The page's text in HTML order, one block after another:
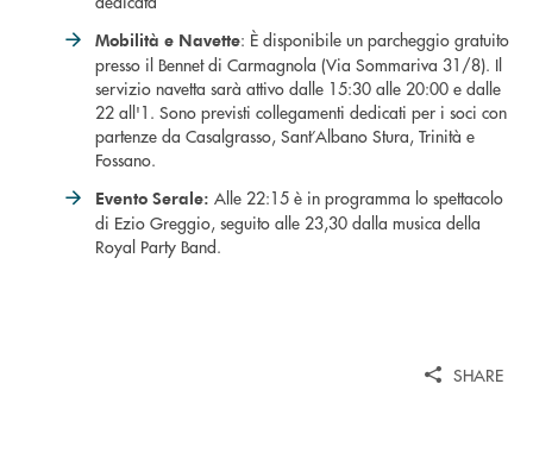
Mobilità e Navette: È disponibile un parcheggio gratuito
presso il Bennet di Carmagnola (Via Sommariva 31/8). Il
servizio navetta sarà attivo dalle 15:30 alle 20:00 e dalle
22 all'1. Sono previsti collegamenti dedicati per i soci con
partenze da Casalgrasso, Sant’Albano Stura, Trinità e
Fossano.
Evento Serale: Alle 22:15 è in programma lo spettacolo
di Ezio Greggio, seguito alle 23,30 dalla musica della
Royal Party Band.
SHARE